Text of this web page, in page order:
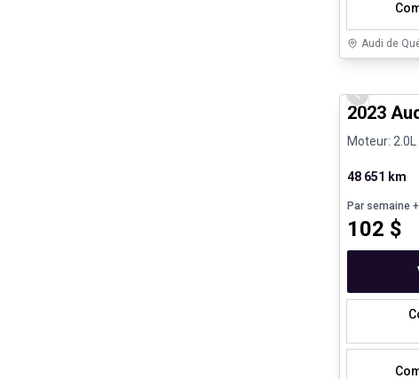
Audi de
Véhicules
Previous
2023
Moteur:
48 651 km
Par semaine
102 $